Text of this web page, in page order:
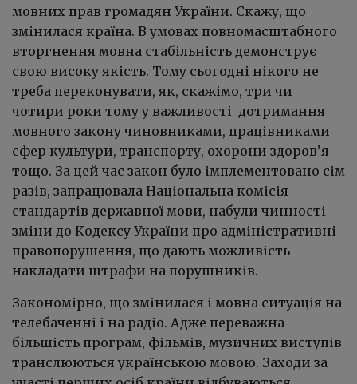
мовних прав громадян України. Скажу, що
змінилася країна. В умовах повномасштабного
вторгнення мовна стабільність демонструє
свою високу якість. Тому сьогодні нікого не
треба переконувати, як, скажімо, три чи
чотири роки тому у важливості дотримання
мовного закону чиновниками, працівниками
сфер культури, транспорту, охорони здоров’я
тощо. За цей час закон було імплементовано сім
разів, запрацювала Національна комісія
стандартів державної мови, набули чинності
зміни до Кодексу України про адміністративні
правопорушення, що дають можливість
накладати штрафи на порушників.
Закономірно, що змінилася і мовна ситуація на
телебаченні і на радіо. Адже переважна
більшість програм, фільмів, музичних виступів
транслюються українською мовою. Заходи за